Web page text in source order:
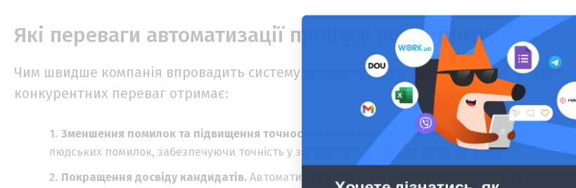
Які переваги автоматизації процесу рекрутингу?
Чим швидше компанія впровадить систему автоматизації рекрутингу, тим більше
конкурентних переваг отримає:
Зменшення помилок та підвищення точності.
Автоматизовані системи знижують ризик
людських помилок, забезпечуючи точність у збереженні та обробці даних кандидатів.
Покращення досвіду кандидатів. Автоматизація дозволяє забезпечити своєчасний та